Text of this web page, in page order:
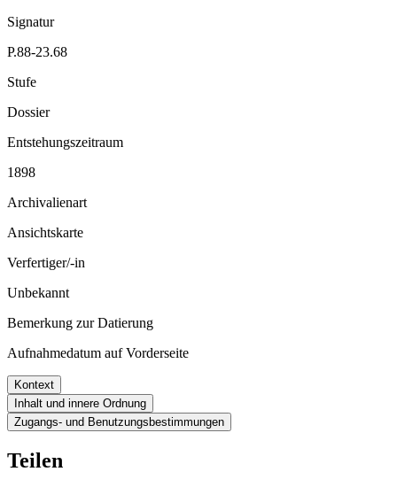
Signatur
P.88-23.68
Stufe
Dossier
Entstehungszeitraum
1898
Archivalienart
Ansichtskarte
Verfertiger/-in
Unbekannt
Bemerkung zur Datierung
Aufnahmedatum auf Vorderseite
Kontext
Inhalt und innere Ordnung
Zugangs- und Benutzungsbestimmungen
Teilen